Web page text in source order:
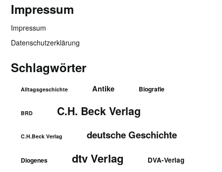
Impressum
Impressum
Datenschutzerklärung
Schlagwörter
Alltagsgeschichte Antike Biografie
BRD C.H. Beck Verlag
C.H.Beck Verlag deutsche Geschichte
Diogenes dtv Verlag DVA-Verlag